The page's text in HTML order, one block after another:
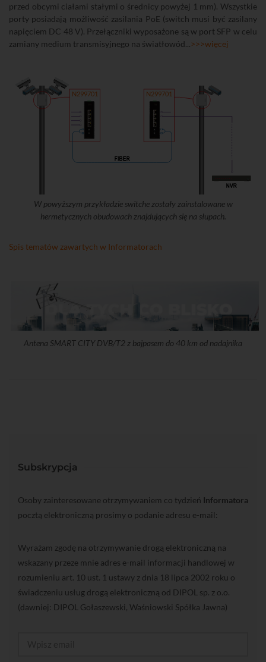
przed obcymi ciałami stałymi o średnicy powyżej 1 mm). Wszystkie
porty posiadają możliwość zasilania PoE (switch musi być zasilany
napięciem DC 48 V). Przełączniki wyposażone są w port SFP w celu
zamiany medium transmisyjnego na światłowód...>>>więcej
N299701 N299701
W powyższym przykładzie switche zostały zainstalowane w
hermetycznych obudowach znajdujących się na słupach.
Spis tematów zawartych w Informatorach
Antena SMART CITY DVB/T2 z bajpasem do 40 km od nadajnika
Subskrypcja
Osoby zainteresowane otrzymywaniem co tydzień Informatora
pocztą elektroniczną prosimy o podanie adresu e-mail:
Wyrażam zgodę na otrzymywanie drogą elektroniczną na
wskazany przeze mnie adres e-mail informacji handlowej w
rozumieniu art. 10 ust. 1 ustawy z dnia 18 lipca 2002 roku o
świadczeniu usług drogą elektroniczną od DIPOL sp. z o.o.
(dawniej: DIPOL Gołaszewski, Waśniowski Spółka Jawna)